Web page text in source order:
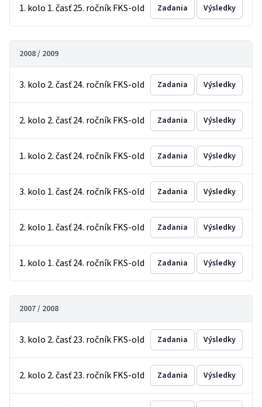
1. kolo 1. časť 25. ročník FKS-old Zadania Výsledky
2008 / 2009
3. kolo 2. časť 24. ročník FKS-old Zadania Výsledky
2. kolo 2. časť 24. ročník FKS-old Zadania Výsledky
1. kolo 2. časť 24. ročník FKS-old Zadania Výsledky
3. kolo 1. časť 24. ročník FKS-old Zadania Výsledky
2. kolo 1. časť 24. ročník FKS-old Zadania Výsledky
1. kolo 1. časť 24. ročník FKS-old Zadania Výsledky
2007 / 2008
3. kolo 2. časť 23. ročník FKS-old Zadania Výsledky
2. kolo 2. časť 23. ročník FKS-old Zadania Výsledky